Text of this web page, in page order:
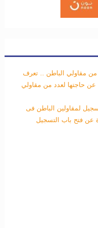
من مقاولي الباطن .. تعرف
حاجتها لعدد من مقاولي
لمقاولين الباطن فى
عن فتح باب التسجيل